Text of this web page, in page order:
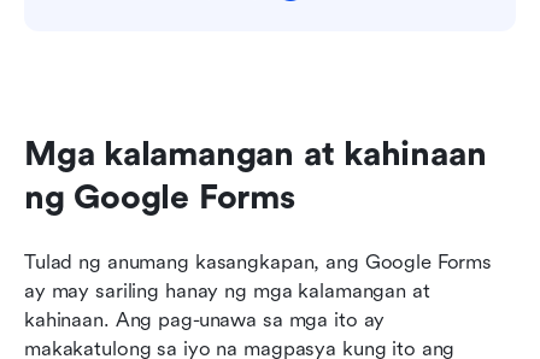
Mga kalamangan at kahinaan
ng Google Forms
Tulad ng anumang kasangkapan, ang Google Forms
ay may sariling hanay ng mga kalamangan at
kahinaan. Ang pag-unawa sa mga ito ay
makakatulong sa iyo na magpasya kung ito ang